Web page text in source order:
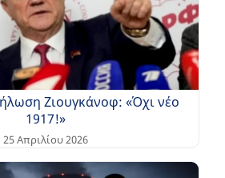
Ζιουγκάνοφ: «Όχι νέο
1917!»
25 Απριλίου 2026